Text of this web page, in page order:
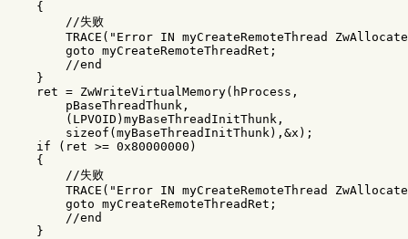
    {
        //失败
TRACE("Error IN myCreateRemoteThread
        goto myCreateRemoteThreadRet;
        //end
    }
    ret = ZwWriteVirtualMemory(hProcess,
        pBaseThreadThunk,
        (LPVOID)myBaseThreadInitThunk,
        sizeof(myBaseThreadInitThunk),&x);
    if (ret >= 0x80000000)
    {
        //失败
TRACE("Error IN myCreateRemoteThread
        goto myCreateRemoteThreadRet;
        //end
    }